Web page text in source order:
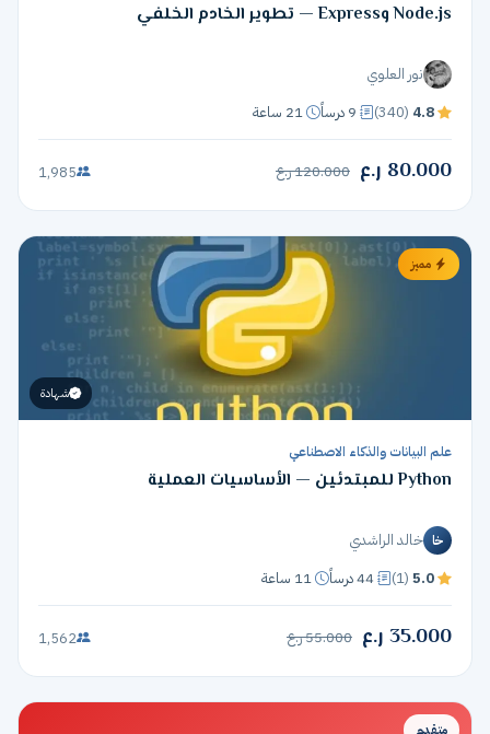
Node.js وExpress — تطوير الخادم الخلفي
نور العلوي
4.8
(340) 9 درساً 21 ساعة
80.000 ر.ع 120.000 ر.ع 1,985
مميز
شهادة
علم البيانات والذكاء الاصطناعي
Python للمبتدئين — الأساسيات العملية
خا
خالد الراشدي
5.0
(1) 44 درساً 11 ساعة
35.000 ر.ع 55.000 ر.ع 1,562
متقدم